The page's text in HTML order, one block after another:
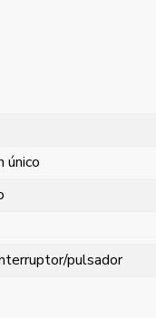
único
pulsador